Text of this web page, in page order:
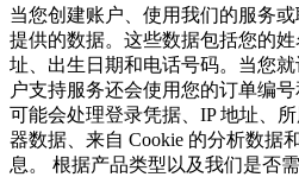
当您创建账户、使用我们的服务
提供的数据。这些数据包括您的
址、出生日期和电话号码。当您
户支持服务还会使用您的订单编
可能会处理登录凭据、IP 地址、
器数据、来自 Cookie 的分析数据
息。 根据产品类型以及我们是否